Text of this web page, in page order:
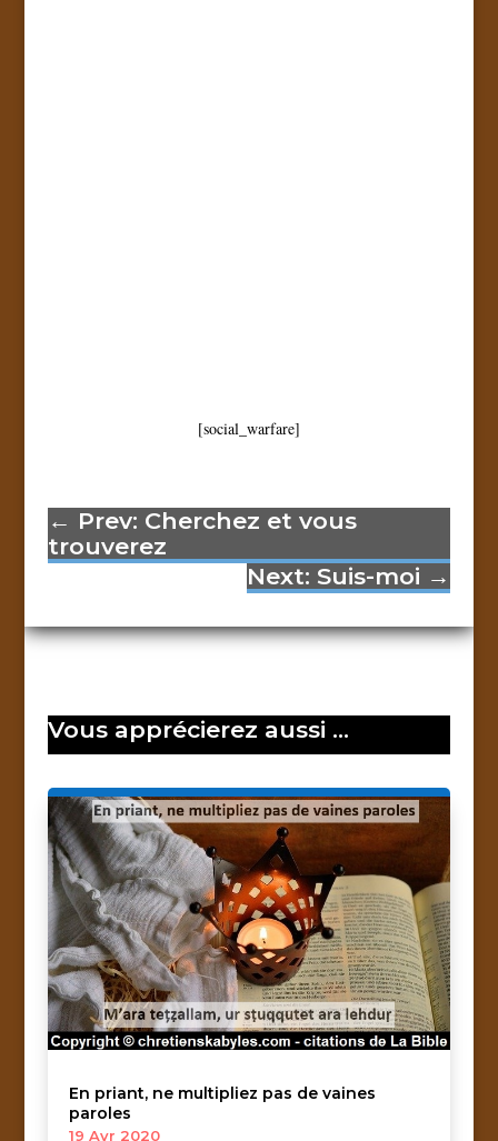
[social_warfare]
← Prev: Cherchez et vous
trouverez
Next: Suis-moi →
Vous apprécierez aussi …
En priant, ne multipliez pas de vaines
paroles
19 Avr 2020